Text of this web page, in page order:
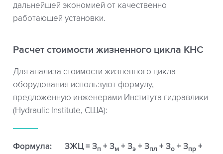
дальнейшей экономией от качественно
работающей установки.
Расчет стоимости жизненного цикла КНС
Для анализа стоимости жизненного цикла
оборудования используют формулу,
предложенную инженерами Института гидравлики
(Hydraulic Institute, США):
Формула: ЗЖЦ = Зп + Зм + Зэ + Зпл + Зо + Зпр +